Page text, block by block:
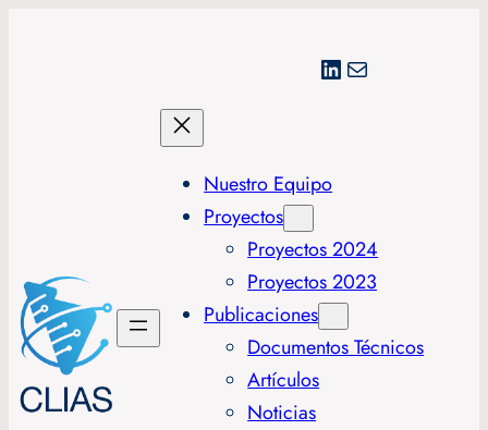
LinkedIn
Correo electrónico
Nuestro Equipo
Proyectos
Proyectos 2024
Proyectos 2023
Publicaciones
Documentos Técnicos
Artículos
Noticias